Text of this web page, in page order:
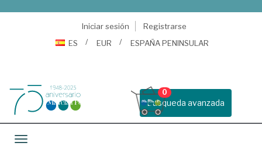
Iniciar sesión
Registrarse
ES
EUR ESPAÑA PENINSULAR
Busqueda avanzada
0
Toggle navigation